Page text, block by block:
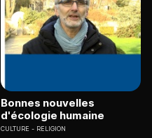
Bonnes nouvelles
d'écologie humaine
CULTURE RELIGION